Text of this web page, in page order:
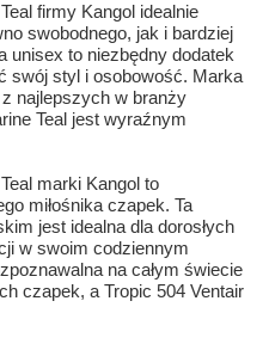
firmy Kangol idealnie
swobodnego, jak i bardziej
unisex to niezbędny dodatek
swój styl i osobowość. Marka
z najlepszych w branży
Teal jest wyraźnym
marki Kangol to
miłośnika czapek. Ta
jest idealna dla dorosłych
w swoim codziennym
na całym świecie
czapek, a Tropic 504 Ventair